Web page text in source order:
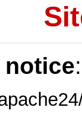
notice